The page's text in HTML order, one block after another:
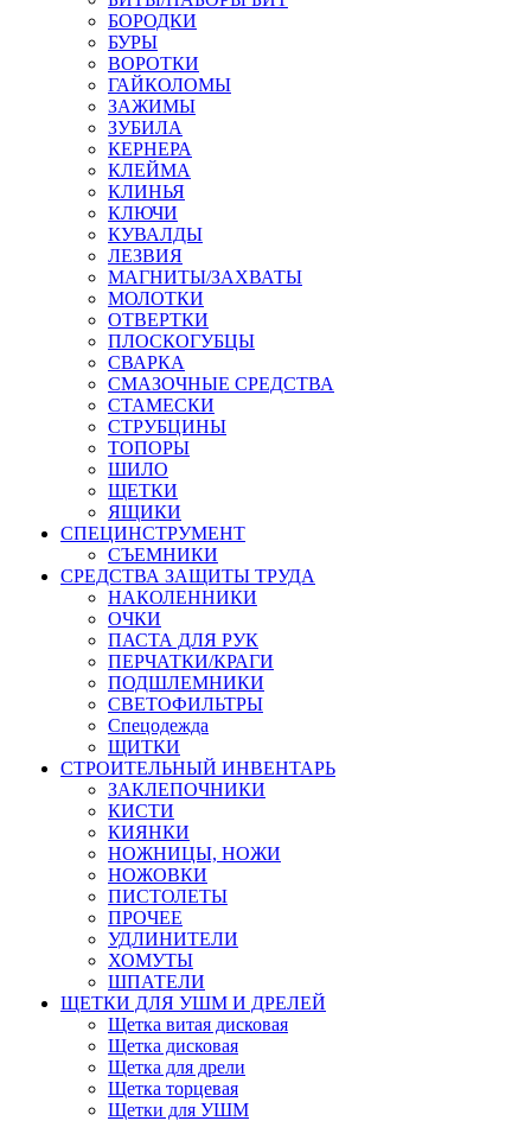
БОРОДКИ
БУРЫ
ВОРОТКИ
ГАЙКОЛОМЫ
ЗАЖИМЫ
ЗУБИЛА
КЕРНЕРА
КЛЕЙМА
КЛИНЬЯ
КЛЮЧИ
КУВАЛДЫ
ЛЕЗВИЯ
МАГНИТЫ/ЗАХВАТЫ
МОЛОТКИ
ОТВЕРТКИ
ПЛОСКОГУБЦЫ
СВАРКА
СМАЗОЧНЫЕ СРЕДСТВА
СТАМЕСКИ
СТРУБЦИНЫ
ТОПОРЫ
ШИЛО
ЩЕТКИ
ЯЩИКИ
СПЕЦИНСТРУМЕНТ
СЪЕМНИКИ
СРЕДСТВА ЗАЩИТЫ ТРУДА
НАКОЛЕННИКИ
ОЧКИ
ПАСТА ДЛЯ РУК
ПЕРЧАТКИ/КРАГИ
ПОДШЛЕМНИКИ
СВЕТОФИЛЬТРЫ
Спецодежда
ЩИТКИ
СТРОИТЕЛЬНЫЙ ИНВЕНТАРЬ
ЗАКЛЕПОЧНИКИ
КИСТИ
КИЯНКИ
НОЖНИЦЫ, НОЖИ
НОЖОВКИ
ПИСТОЛЕТЫ
ПРОЧЕЕ
УДЛИНИТЕЛИ
ХОМУТЫ
ШПАТЕЛИ
ЩЕТКИ ДЛЯ УШМ И ДРЕЛЕЙ
Щетка витая дисковая
Щетка дисковая
Щетка для дрели
Щетка торцевая
Щетки для УШМ